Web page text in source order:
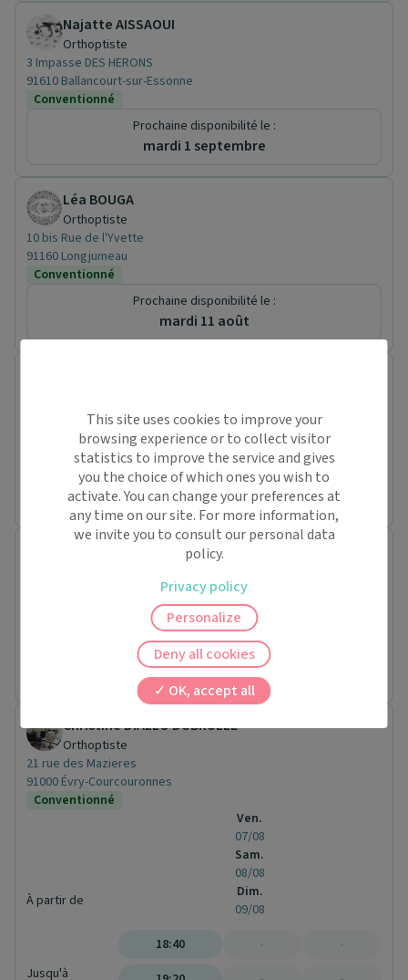
Najatte AISSAOUI
Orthoptiste
3 Impasse DES HERONS
91610 Ballancourt-sur-Essonne
Conventionné
Prochaine disponibilité le :
mardi 1 septembre
Léa BOUGA
Orthoptiste
10 bis Rue de l'Yvette
91160 Longjumeau
Conventionné
Prochaine disponibilité le :
mardi 11 août
19 Rue d'Estienne d'Orves
91220 Brétigny-sur-Orge
Conventionné
Prochaine disponibilité le :
mardi 15 septembre
Cabinet d'orthoptie de Maria PLAZA
2 Square Charles Baudelaire
91000 Évry-Courcouronnes
Orthoptiste (3)
Prochaine disponibilité le :
mardi 1 septembre
Christine DIALLO DUBRULLE
Orthoptiste
21 rue des Mazieres
91000 Évry-Courcouronnes
Conventionné
À partir de
Jusqu'à
Ven.
07/08
Sam.
08/08
Dim.
09/08
18:40
-
-
This site uses cookies to improve your
browsing experience or to collect visitor
statistics to improve the service and gives
you the choice of which ones you wish to
activate. You can change your preferences at
any time on our site. For more information,
we invite you to consult our personal data
policy.
OK, accept all
Deny all cookies
Personalize
Privacy policy